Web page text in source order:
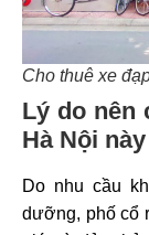
Cho thuê xe
Lý do nên
Hà Nội này
Do nhu cầu
dưỡng, phố cổ